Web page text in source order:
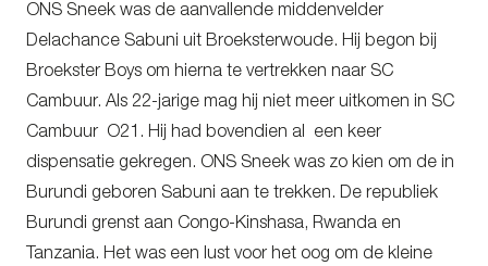
ONS Sneek was de aanvallende middenvelder
Delachance Sabuni uit Broeksterwoude. Hij begon bij
Broekster Boys om hierna te vertrekken naar SC
Cambuur. Als 22-jarige mag hij niet meer uitkomen in SC
Cambuur O21. Hij had bovendien al een keer
dispensatie gekregen. ONS Sneek was zo kien om de in
Burundi geboren Sabuni aan te trekken. De republiek
Burundi grenst aan Congo-Kinshasa, Rwanda en
Tanzania. Het was een lust voor het oog om de kleine